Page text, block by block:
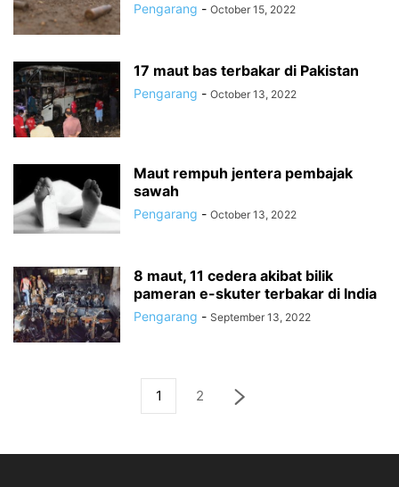
Pengarang - October 15, 2022
17 maut bas terbakar di Pakistan
Pengarang - October 13, 2022
Maut rempuh jentera pembajak
sawah
Pengarang - October 13, 2022
8 maut, 11 cedera akibat bilik
pameran e-skuter terbakar di India
Pengarang - September 13, 2022
1 2